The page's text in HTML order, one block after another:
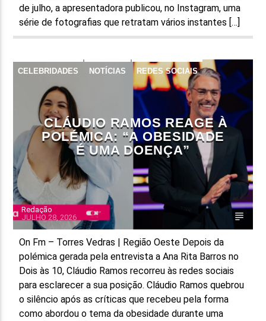
de julho, a apresentadora publicou, no Instagram, uma
série de fotografias que retratam vários instantes […]
CELEBRIDADES NOTÍCIAS REDES SOCIAIS
CLÁUDIO RAMOS REAGE À
POLÉMICA: “A OBESIDADE
É UMA DOENÇA”
Redação
JULHO 28, 2026
On Fm – Torres Vedras | Região Oeste Depois da
polémica gerada pela entrevista a Ana Rita Barros no
Dois às 10, Cláudio Ramos recorreu às redes sociais
para esclarecer a sua posição. Cláudio Ramos quebrou
o silêncio após as críticas que recebeu pela forma
como abordou o tema da obesidade durante uma